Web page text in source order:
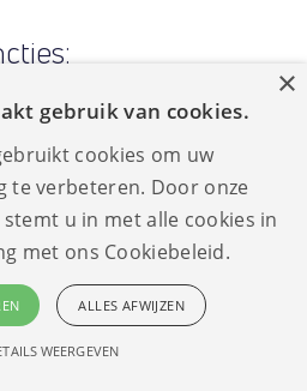
Security plugin omvatten
IP-blokkering, detectie van
biedt het gedetailleerde
en analyses voor een
Sitemaps
×
gebruik van cookies.
cookies om uw
te verbeteren. Door onze
u in met alle cookies in
met ons Cookiebeleid.
ALLES AFWIJZEN
WEERGEVEN